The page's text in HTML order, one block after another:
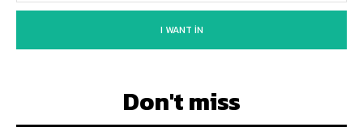
I WANT IN
Don't miss